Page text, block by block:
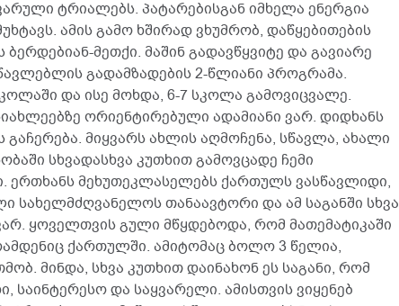
ტრიალებს. პატარებისგან იმხელა ენერგია
ამის გამო ხშირად ვხუმრობ, დაწყებითების
მეთქი. მაშინ გადავწყვიტე და გავიარე
გადამზადების 2-წლიანი პროგრამა.
და ისე მოხდა, 6-7 სკოლა გამოვიცვალე.
ორიენტირებული ადამიანი ვარ. დიდხანს
მიყვარს ახლის აღმოჩენა, სწავლა, ახალი
სხვადასხვა კუთხით გამოვცადე ჩემი
ერთხანს მეხუთეკლასელებს ქართულს ვასწავლიდი,
სახელმძღვანელოს თანაავტორი და ამ საგანში სხვა
ყოველთვის გული მწყდებოდა, რომ მათემატიკაში
ქართულში. ამიტომაც ბოლო 3 წელია,
მინდა, სხვა კუთხით დაინახონ ეს საგანი, რომ
საინტერესო და საყვარელი. ამისთვის ვიყენებ